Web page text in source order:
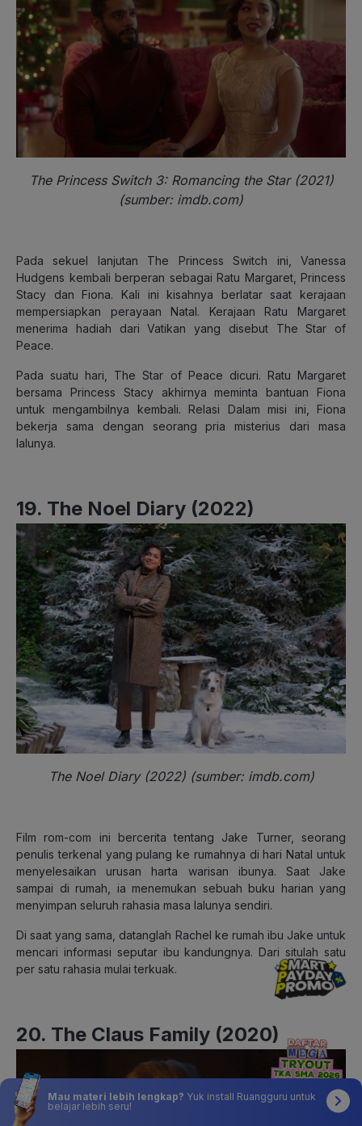
The Princess Switch 3: Romancing the Star (2021)
(sumber: imdb.com)
Pada sekuel lanjutan The Princess Switch ini, Vanessa
Hudgens kembali berperan sebagai Ratu Margaret, Princess
Stacy dan Fiona. Kali ini kisahnya berlatar saat kerajaan
mempersiapkan perayaan Natal. Kerajaan Ratu Margaret
menerima hadiah dari Vatikan yang disebut The Star of
Peace.
Pada suatu hari, The Star of Peace dicuri. Ratu Margaret
bersama Princess Stacy akhirnya meminta bantuan Fiona
untuk mengambilnya kembali. Relasi Dalam misi ini, Fiona
bekerja sama dengan seorang pria misterius dari masa
lalunya.
19. The Noel Diary (2022)
The Noel Diary (2022) (sumber: imdb.com)
Film rom-com ini bercerita tentang Jake Turner, seorang
penulis terkenal yang pulang ke rumahnya di hari Natal untuk
menyelesaikan urusan harta warisan ibunya. Saat Jake
sampai di rumah, ia menemukan sebuah buku harian yang
menyimpan seluruh rahasia masa lalunya sendiri.
Di saat yang sama, datanglah Rachel ke rumah ibu Jake untuk
mencari informasi seputar ibu kandungnya. Dari situlah satu
per satu rahasia mulai terkuak.
20. The Claus Family (2020)
Mau materi lebih lengkap? Yuk install Ruangguru untuk
belajar lebih seru!